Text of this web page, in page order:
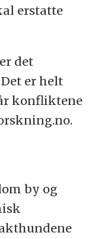
erstatte
det
er helt
konfliktene
by og